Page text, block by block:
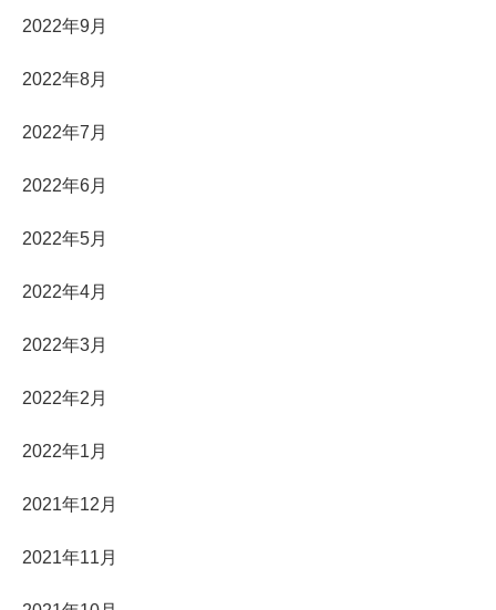
2022年9月
2022年8月
2022年7月
2022年6月
2022年5月
2022年4月
2022年3月
2022年2月
2022年1月
2021年12月
2021年11月